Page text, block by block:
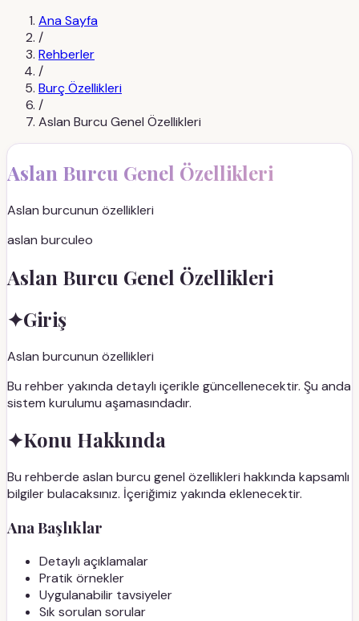
Ana Sayfa
/
Rehberler
/
Burç Özellikleri
/
Aslan Burcu Genel Özellikleri
Aslan Burcu Genel Özellikleri
Aslan burcunun özellikleri
aslan burculeo
Aslan Burcu Genel Özellikleri
✦Giriş
Aslan burcunun özellikleri
Bu rehber yakında detaylı içerikle güncellenecektir. Şu anda
sistem kurulumu aşamasındadır.
✦Konu Hakkında
Bu rehberde aslan burcu genel özellikleri hakkında kapsamlı
bilgiler bulacaksınız. İçeriğimiz yakında eklenecektir.
Ana Başlıklar
Detaylı açıklamalar
Pratik örnekler
Uygulanabilir tavsiyeler
Sık sorulan sorular